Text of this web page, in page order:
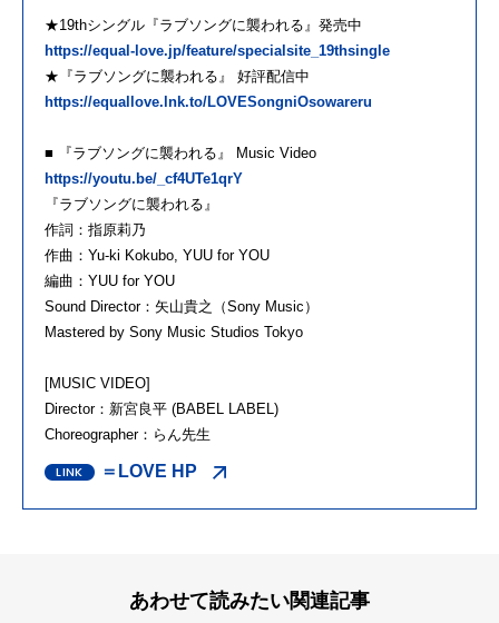
★19thシングル『ラブソングに襲われる』発売中
https://equal-love.jp/feature/specialsite_19thsingle
★『ラブソングに襲われる』 好評配信中
https://equallove.lnk.to/LOVESongniOsowareru
■ 『ラブソングに襲われる』 Music Video
https://youtu.be/_cf4UTe1qrY
『ラブソングに襲われる』
作詞：指原莉乃
作曲：Yu-ki Kokubo, YUU for YOU
編曲：YUU for YOU
Sound Director：矢山貴之（Sony Music）
Mastered by Sony Music Studios Tokyo
[MUSIC VIDEO]
Director：新宮良平 (BABEL LABEL)
Choreographer：らん先生
＝LOVE HP
あわせて読みたい関連記事